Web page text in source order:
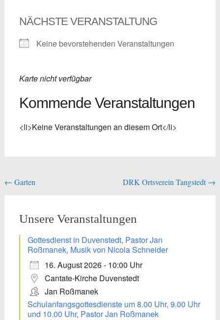
NÄCHSTE VERANSTALTUNG
Keine bevorstehenden Veranstaltungen
Karte nicht verfügbar
Kommende Veranstaltungen
<li>Keine Veranstaltungen an diesem Ort</li>
Beitragsnavigation
← Garten DRK Ortsverein Tangstedt→
Unsere Veranstaltungen
Gottesdienst in Duvenstedt, Pastor Jan
Roßmanek, Musik von Nicola Schneider
16. August 2026 - 10:00 Uhr
Cantate-Kirche Duvenstedt
Jan Roßmanek
Schulanfangsgottesdienste um 8.00 Uhr, 9.00 Uhr
und 10.00 Uhr, Pastor Jan Roßmanek